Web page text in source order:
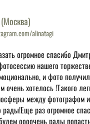
alinatagi
огромное спасибо
нашего
и фото
очень хотелось !Такого
между фотографом
раз огромное
оооочень рады